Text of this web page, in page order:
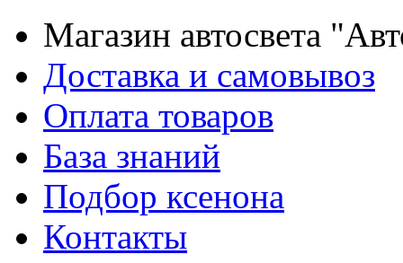
Магазин автосвета
Доставка и самовывоз
Оплата товаров
База знаний
Подбор ксенона
Контакты